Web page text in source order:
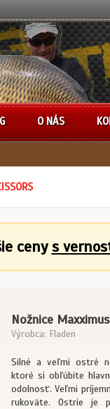
O NÁS
cenys
Nožnice
Výrobca: Fladen
Silné a veľmi ostré
ktoré si obľúbite
odolnosť. Veľmi
rukoväte. Ostrie je